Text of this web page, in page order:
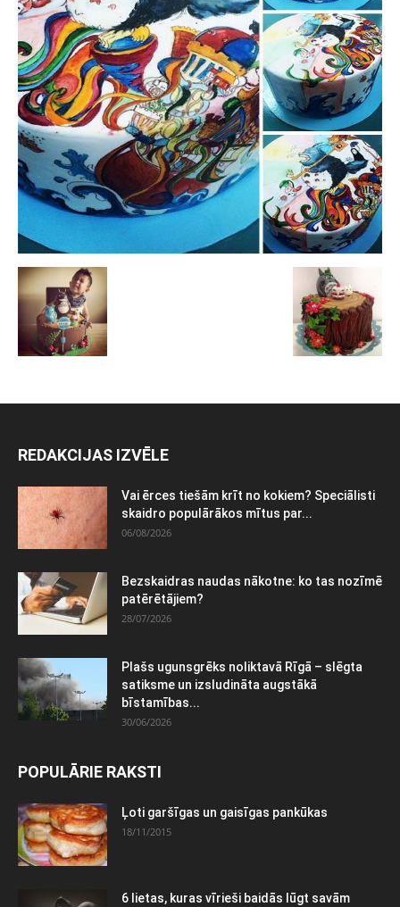
REDAKCIJAS IZVĒLE
Vai ērces tiešām krīt no kokiem? Speciālisti
skaidro populārākos mītus par...
06/08/2026
Bezskaidras naudas nākotne: ko tas nozīmē
patērētājiem?
28/07/2026
Plašs ugunsgrēks noliktavā Rīgā – slēgta
satiksme un izsludināta augstākā
bīstamības...
30/06/2026
POPULĀRIE RAKSTI
Ļoti garšīgas un gaisīgas pankūkas
18/11/2015
6 lietas, kuras vīrieši baidās lūgt savām